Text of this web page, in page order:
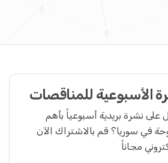
الأسبوعية للمناقصات
نشرة بريدية أسبوعياً بأهم
في سوريا؟ قم بالاشتراك الآن
مجاناً